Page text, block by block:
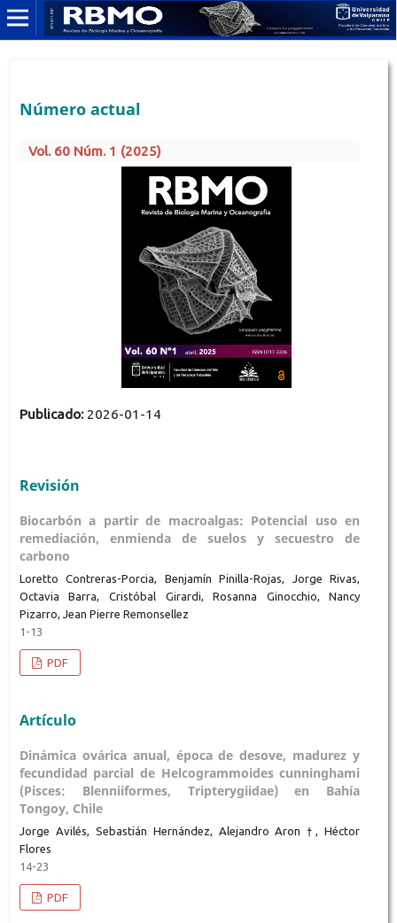
Número actual
Vol. 60 Núm. 1 (2025)
Publicado: 2026-01-14
Revisión
Biocarbón a partir de macroalgas: Potencial uso en
remediación, enmienda de suelos y secuestro de
carbono
Loretto Contreras-Porcia, Benjamín Pinilla-Rojas, Jorge Rivas,
Octavia Barra, Cristóbal Girardi, Rosanna Ginocchio, Nancy
Pizarro, Jean Pierre Remonsellez
1-13
PDF
Artículo
Dinámica ovárica anual, época de desove, madurez y
fecundidad parcial de Helcogrammoides cunninghami
(Pisces: Blenniiformes, Tripterygiidae) en Bahía
Tongoy, Chile
Jorge Avilés, Sebastián Hernández, Alejandro Aron †, Héctor
Flores
14-23
PDF